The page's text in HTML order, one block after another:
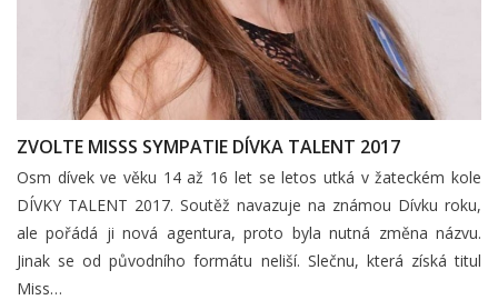
ZVOLTE MISSS SYMPATIE DÍVKA TALENT 2017
Osm dívek ve věku 14 až 16 let se letos utká v žateckém kole
DÍVKY TALENT 2017. Soutěž navazuje na známou Dívku roku,
ale pořádá ji nová agentura, proto byla nutná změna názvu.
Jinak se od původního formátu neliší. Slečnu, která získá titul
Miss…